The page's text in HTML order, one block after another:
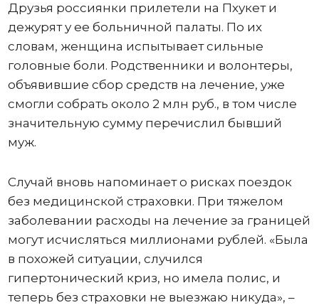
Друзья россиянки прилетели на Пхукет и
дежурят у ее больничной палаты. По их
словам, женщина испытывает сильные
головные боли. Родственники и волонтеры,
объявившие сбор средств на лечение, уже
смогли собрать около 2 млн руб., в том числе
значительную сумму перечислил бывший
муж.
Случай вновь напоминает о рисках поездок
без медицинской страховки. При тяжелом
заболевании расходы на лечение за границей
могут исчисляться миллионами рублей. «Была
в похожей ситуации, случился
гипертонический криз, но имела полис, и
теперь без страховки не выезжаю никуда», –